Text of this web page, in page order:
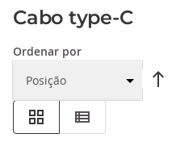
Cabo type-C
Ordenar por